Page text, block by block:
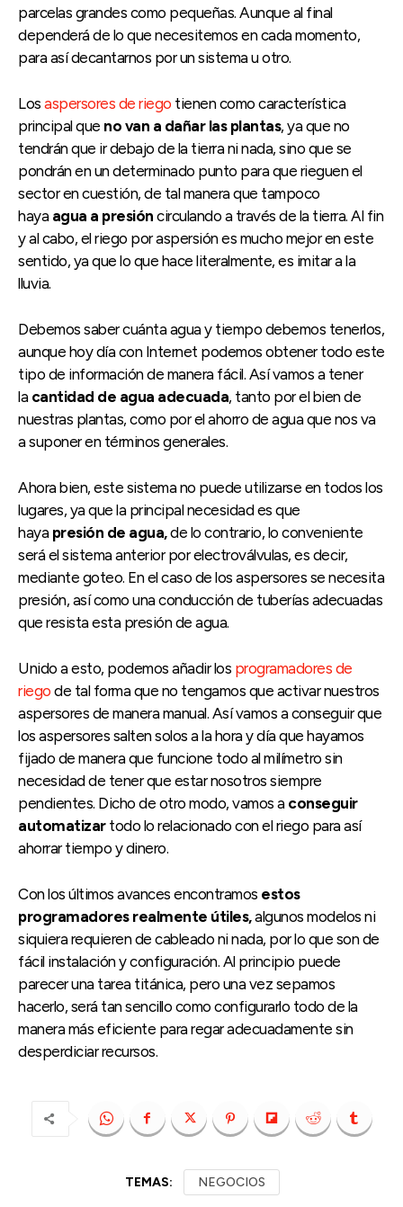
parcelas grandes como pequeñas. Aunque al final
dependerá de lo que necesitemos en cada momento,
para así decantarnos por un sistema u otro.
Los aspersores de riego tienen como característica
principal que no van a dañar las plantas, ya que no
tendrán que ir debajo de la tierra ni nada, sino que se
pondrán en un determinado punto para que rieguen el
sector en cuestión, de tal manera que tampoco
haya agua a presión circulando a través de la tierra. Al fin
y al cabo, el riego por aspersión es mucho mejor en este
sentido, ya que lo que hace literalmente, es imitar a la
lluvia.
Debemos saber cuánta agua y tiempo debemos tenerlos,
aunque hoy día con Internet podemos obtener todo este
tipo de información de manera fácil. Así vamos a tener
la cantidad de agua adecuada, tanto por el bien de
nuestras plantas, como por el ahorro de agua que nos va
a suponer en términos generales.
Ahora bien, este sistema no puede utilizarse en todos los
lugares, ya que la principal necesidad es que
hayapresión de agua,de lo contrario, lo conveniente
será el sistema anterior por electroválvulas, es decir,
mediante goteo. En el caso de los aspersores se necesita
presión, así como una conducción de tuberías adecuadas
que resista esta presión de agua.
Unido a esto, podemos añadir los programadores de
riego de tal forma que no tengamos que activar nuestros
aspersores de manera manual. Así vamos a conseguir que
los aspersores salten solos a la hora y día que hayamos
fijado de manera que funcione todo al milímetro sin
necesidad de tener que estar nosotros siempre
pendientes. Dicho de otro modo, vamos a conseguir
automatizartodo lo relacionado con el riego para así
ahorrar tiempo y dinero.
Con los últimos avances encontramos estos
programadores realmente útiles,algunos modelos ni
siquiera requieren de cableado ni nada, por lo que son de
fácil instalación y configuración. Al principio puede
parecer una tarea titánica, pero una vez sepamos
hacerlo, será tan sencillo como configurarlo todo de la
manera más eficiente para regar adecuadamente sin
desperdiciar recursos.
TEMAS: NEGOCIOS